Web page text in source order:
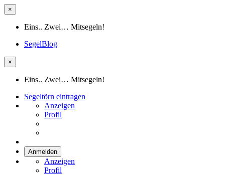
×
Eins.. Zwei… Mitsegeln!
SegelBlog
×
Eins.. Zwei… Mitsegeln!
Segeltörn eintragen
Anzeigen
Profil
Anmelden
Anzeigen
Profil